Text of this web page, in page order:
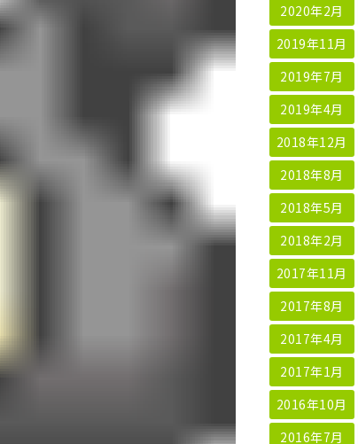
2020年2月
2019年11月
2019年7月
2019年4月
2018年12月
2018年8月
2018年5月
2018年2月
2017年11月
2017年8月
2017年4月
2017年1月
2016年10月
2016年7月